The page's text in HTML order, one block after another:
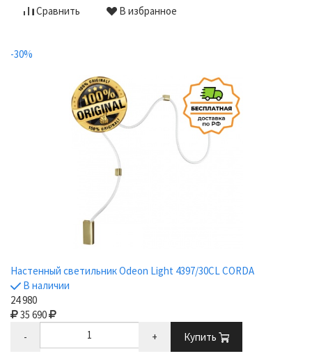
Сравнить В избранное
-30%
Настенный светильник Odeon Light 4397/30CL CORDA
В наличии
24 980
35 690
-
+ Купить